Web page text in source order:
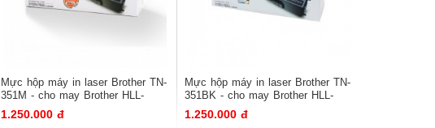
Mực hộp máy in laser Brother TN-
351M - cho may Brother HLL-
8250CDN/8350CDW/8850CDW
1.250.000 đ
Mực hộp máy in laser Brother TN-
351BK - cho may Brother HLL-
8250CDN/8350CDW/8850CDW
1.250.000 đ